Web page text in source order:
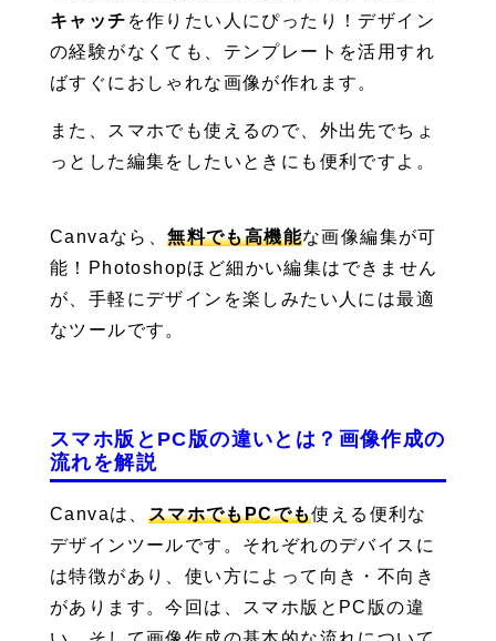
キャッチ を作りたい人にぴったり！デザイン
の経験がなくても、テンプレートを活用すれ
ばすぐにおしゃれな画像が作れます。
また、スマホでも使えるので、外出先でちょ
っとした編集をしたいときにも便利ですよ。
Canvaなら、無料でも高機能な画像編集が可
能！Photoshopほど細かい編集はできません
が、手軽にデザインを楽しみたい人には最適
なツールです。
スマホ版とPC版の違いとは？画像作成の
流れを解説
Canvaは、 スマホでもPCでも使える便利な
デザインツールです。それぞれのデバイスに
は特徴があり、使い方によって向き・不向き
があります。今回は、スマホ版とPC版の違